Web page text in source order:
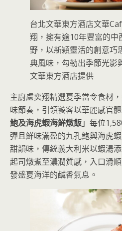
台北文華東方酒店文華
翔，擁有逾10年豐富的中
野，以新穎靈活的創意巧
典風味，勾勒出季節光影
文華東方酒店提供
主廚盧奕翔精選夏季當令食材
味節奏，引領饕客以華麗感官
鮑及海虎蝦海鮮燉飯」每位
彈且鮮味滿盈的九孔鮑與海虎
甜韻味，傳統義大利米以蝦湯
起司燉煮至濃潤質感，入口滑
發盛夏海洋的鹹香氣息。